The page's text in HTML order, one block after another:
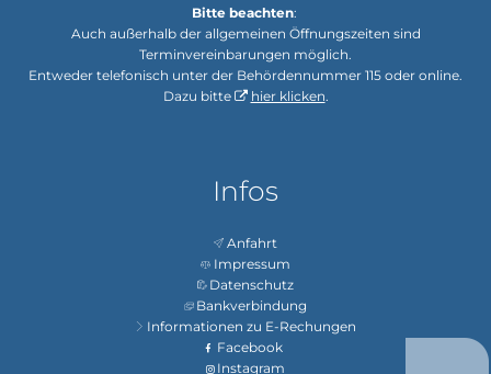
Bitte beachten:
Auch außerhalb der allgemeinen Öffnungszeiten sind
Terminvereinbarungen möglich.
Entweder telefonisch unter der Behördennummer 115 oder online.
Dazu bitte
hier klicken.
Infos
Anfahrt
Impressum
Datenschutz
Bankverbindung
Informationen zu E-Rechungen
Facebook
Instagram